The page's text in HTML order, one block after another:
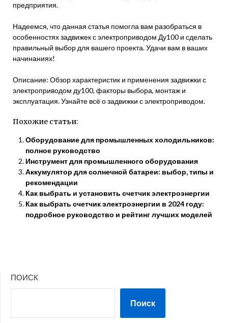
предприятия.
Надеемся, что данная статья помогла вам разобраться в
особенностях задвижек с электроприводом Ду100 и сделать
правильный выбор для вашего проекта. Удачи вам в ваших
начинаниях!
Описание: Обзор характеристик и применения задвижки с
электроприводом ду100, факторы выбора, монтаж и
эксплуатация. Узнайте всё о задвижки с электроприводом.
Похожие статьи:
Оборудование для промышленных холодильников:
полное руководство
Инструмент для промышленного оборудования
Аккумулятор для солнечной батареи: выбор‚ типы и
рекомендации
Как выбрать и установить счетчик электроэнергии
Как выбрать счетчик электроэнергии в 2024 году:
подробное руководство и рейтинг лучших моделей
ПОИСК
Поиск